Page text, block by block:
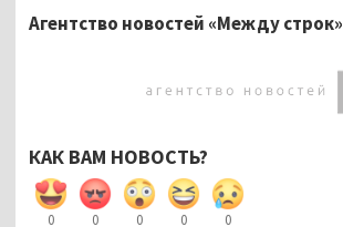
Агентство новостей «Между строк»
КАК ВАМ НОВОСТЬ?
0 0 0 0 0